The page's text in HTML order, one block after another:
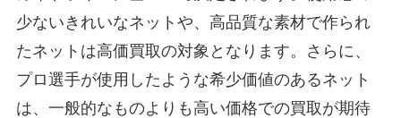
少ないきれいなネットや、高品質な素材で作られ
たネットは高価買取の対象となります。さらに、
プロ選手が使用したような希少価値のあるネット
は、一般的なものよりも高い価格での買取が期待